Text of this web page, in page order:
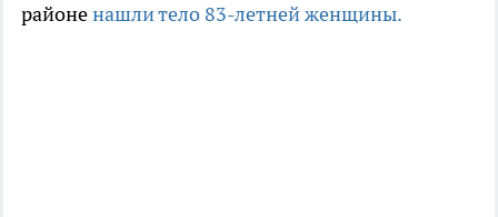
районенашли тело 83-летней женщины.